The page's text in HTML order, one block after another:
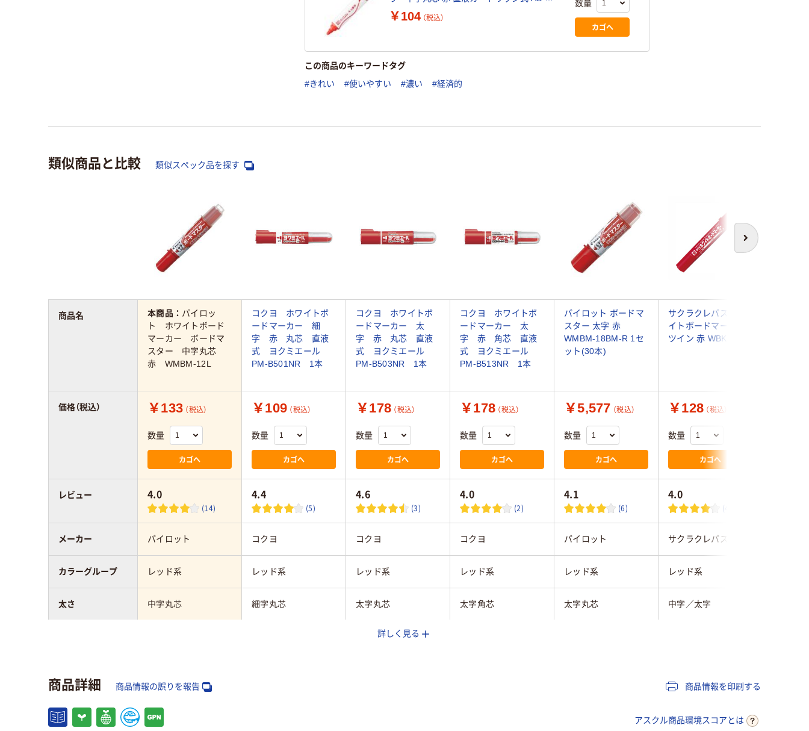
WBKMM-02 1本 オリジナル
￥104 （税込）
数量
カゴへ
この商品のキーワードタグ
#きれい #使いやすい #濃い #経済的
類似商品と比較 類似スペック品を探す
次へ
本商品： パイロッ
ト ホワイトボード
マーカー ボードマ
スター 中字丸芯
赤 WMBM-12L
コクヨ ホワイトボ
ードマーカー 細
字 赤 丸芯 直液
式 ヨクミエール
PM-B501NR 1本
コクヨ ホワイトボ
ードマーカー 太
字 赤 丸芯 直液
式 ヨクミエール
PM-B503NR 1本
コクヨ ホワイトボ
ードマーカー 太
字 赤 角芯 直液
式 ヨクミエール
PM-B513NR 1本
パイロット ボードマ
スター 太字 赤
WMBM-18BM-R 1セ
ット(30本)
サクラクレパス ホワ
イトボードマーカー
ツイン 赤 WBK-T#19
￥133 （税込）
数量
カゴへ
￥109 （税込）
数量
カゴへ
￥178 （税込）
数量
カゴへ
￥178 （税込）
数量
カゴへ
￥5,577 （税込）
数量
カゴへ
￥128 （税込）
数量
カゴへ
4.0
(14)
4.4
(5)
4.6
(3)
4.0
(2)
4.1
(6)
4.0
(4)
パイロット コクヨ コクヨ コクヨ パイロット サクラクレパス
レッド系 レッド系 レッド系 レッド系 レッド系 レッド系
中字丸芯 細字丸芯 太字丸芯 太字角芯 太字丸芯 中字／太字
交換式本体
料インク
インク
商品名
価格（税込）
レビュー
メーカー
カラーグループ
太さ
詳しく見る
商品詳細 商品情報の誤りを報告 商品情報を印刷する
アスクル商品環境スコアとは